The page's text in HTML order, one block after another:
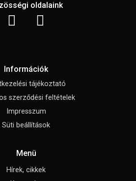
oldalaink
Információk
tájékoztató
szerződési feltételek
Impresszum
Süti beállítások
Menü
Hírek, cikkek